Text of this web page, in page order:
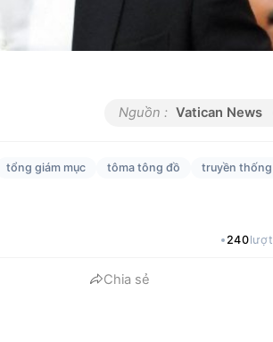
Nguồn : Vatican News
tổng giám mục tôma tông đồ
truyền thống
240
Chia sẻ